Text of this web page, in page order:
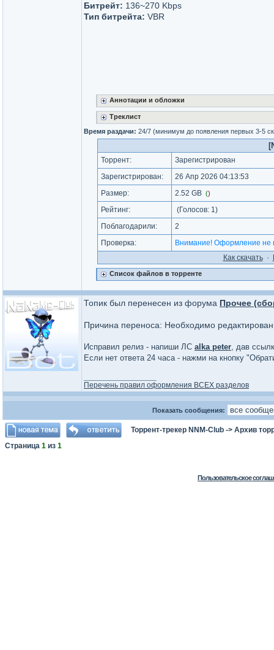
Битрейт: 136~270 Kbps
Тип битрейта: VBR
Аннотации и обложки
Треклист
Время раздачи: 24/7 (минимум до появления первых 3-5
Торрент:
Зарегистрирован
Зарегистрирован:
26 Апр 2026 04:13:53
Размер:
2.52 GB ()
Рейтинг: (Голосов: 1)
Поблагодарили:
2
Проверка:
Внимание! Оформление не
Как cкачать·
Список файлов в торренте
Топик был перенесен из форума Прочее
Причина переноса: Необходимо
Исправил релиз - напиши ЛС alka peter, дав
Если нет ответа 24 часа - нажми на кнопку
Перечень правил оформления ВСЕХ разделов
Показать сообщения:
Торрент-трекер NNM-Club -> Архив
Страница 1 из 1
Пользовательское